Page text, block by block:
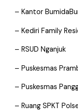
– Kantor
– Kediri Family
– RSUD Nganjuk
– Puskesmas
– Puskesmas
– Ruang SPKT